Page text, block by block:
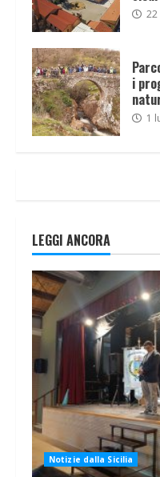
22
i
1
LEGGI ANCORA
Notizie dalla Sicilia